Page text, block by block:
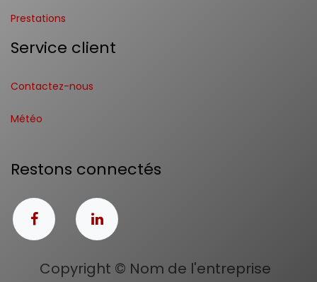
Prestations
Service client
Contactez-nous
Météo
Restons connectés
Copyright © Nom de l'entreprise